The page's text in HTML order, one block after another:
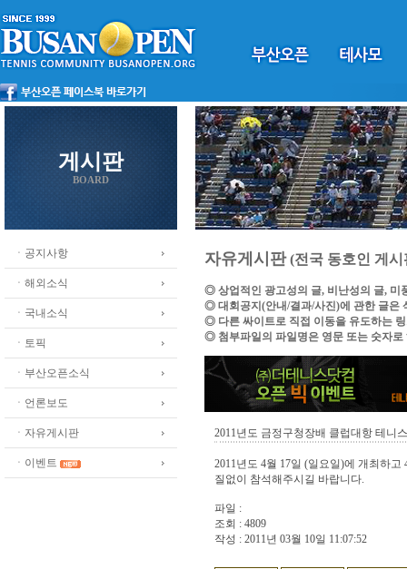
게시판
BOARD
ㆍ공지사항
ㆍ해외소식
ㆍ국내소식
ㆍ토픽
ㆍ부산오픈소식
ㆍ언론보도
ㆍ자유게시판
ㆍ이벤트
자유게시판(전국 동호인 게시
◎ 상업적인 광고성의 글, 비난성의 글, 미
◎ 대회공지(안내/결과/사진)에 관한 글은
◎ 다른 싸이트로 직접 이동을 유도하는
◎ 첨부파일의 파일명은 영문 또는 숫자로
2011년도 금정구청장배 클럽대항 테니
2011년도 4월 17일 (일요일)에 개최하
질없이 참석해주시길 바랍니다.
파일 :
조회 : 4809
작성 : 2011년 03월 10일 11:07:52